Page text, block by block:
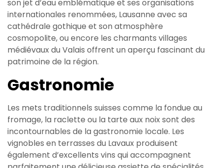
son jet d’eau emblématique et ses organisations
internationales renommées, Lausanne avec sa
cathédrale gothique et son atmosphère
cosmopolite, ou encore les charmants villages
médiévaux du Valais offrent un aperçu fascinant du
patrimoine de la région.
Gastronomie
Les mets traditionnels suisses comme la fondue au
fromage, la raclette ou la tarte aux noix sont des
incontournables de la gastronomie locale. Les
vignobles en terrasses du Lavaux produisent
également d’excellents vins qui accompagnent